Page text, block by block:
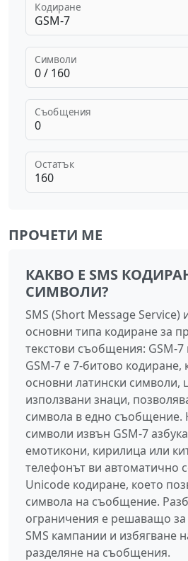
Кодиране
Символи
Съобщения
Остатък
ПРОЧЕТИ МЕ
КАКВО Е SMS
СИМВОЛИ?
SMS (Short Message Service)
основни типа кодиране за
текстови съобщения: GSM-7
GSM-7 е 7-битово
основни латински символи,
използвани знаци,
символа в едно съобщение.
символи извън GSM-7
емотикони, кирилица или
телефонът ви автоматично
Unicode кодиране, което
символа на съобщение.
ограничения е решаващо
SMS кампании и избягване
разделяне на съобщения.